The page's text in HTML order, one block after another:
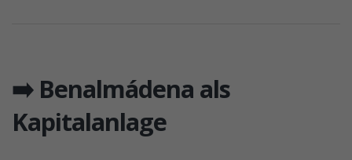
➡️ Benalmádena als
Kapitalanlage